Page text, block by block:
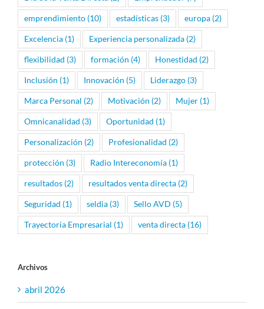
emprendimiento (10) estadísticas (3) europa (2)
Excelencia (1) Experiencia personalizada (2)
flexibilidad (3) formación (4) Honestidad (2)
Inclusión (1) Innovación (5) Liderazgo (3)
Marca Personal (2) Motivación (2) Mujer (1)
Omnicanalidad (3) Oportunidad (1)
Personalización (2) Profesionalidad (2)
protección (3) Radio Intereconomía (1)
resultados (2) resultados venta directa (2)
Seguridad (1) seldia (3) Sello AVD (5)
Trayectoria Empresarial (1) venta directa (16)
Archivos
abril 2026